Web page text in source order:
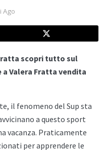
Ago
scopri tutto sul
a Valera Fratta vendita
il fenomeno del Sup sta
a questo sport
vacanza. Praticamente
per apprendere le